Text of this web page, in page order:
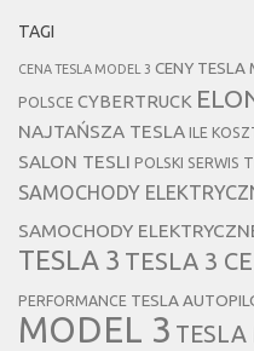
TAGI
CENA TESLA MODEL 3 CENY TESLA
POLSCE CYBERTRUCK
NAJTAŃSZA TESLA ILE
SALON TESLI POLSKI SERWIS
SAMOCHODY
SAMOCHODY
TESLA 3 TESLA 3
PERFORMANCE TESLA
MODEL 3 TESLA